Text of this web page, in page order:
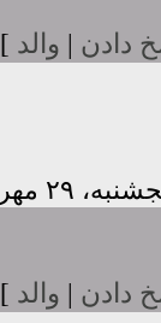
دادن | والد ]
دادن | والد ]